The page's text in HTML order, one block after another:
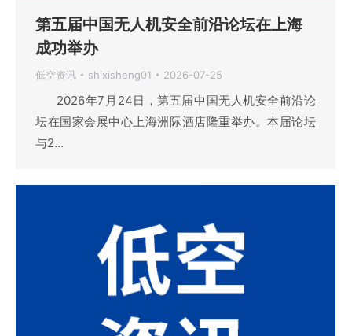
第五届中国无人机安全前沿论坛在上海
成功举办
低空资讯 shixisheng01 2026-07-25
2026年7月24日，第五届中国无人机安全前沿论
坛在国家会展中心上海洲际酒店隆重举办。本届论坛
与2…